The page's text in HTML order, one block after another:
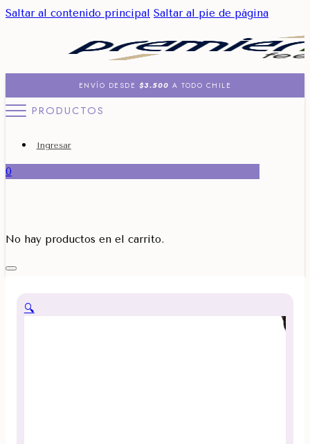
Saltar al contenido principal Saltar al pie de página
ENVÍO DESDE $3.500 A TODO CHILE
PRODUCTOS
Ingresar
0
No hay productos en el carrito.
🔍